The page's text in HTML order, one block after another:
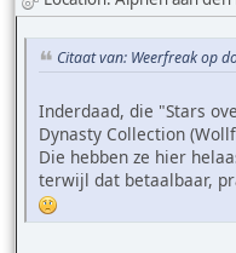
Citaat van: Weerfreak op
Inderdaad, die "Stars
Dynasty Collection
Die hebben ze hier
terwijl dat betaalbaar,